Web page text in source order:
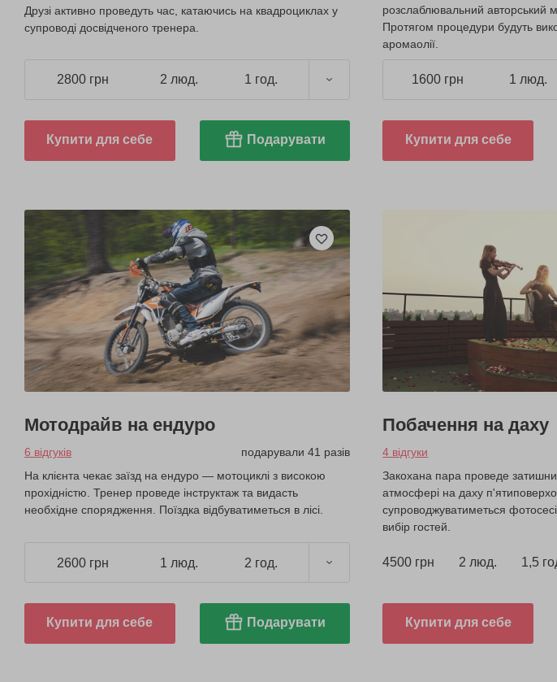
Друзі активно проведуть час, катаючись на квадроциклах у
супроводі досвідченого тренера.
2800 грн 2 люд. 1 год.
Купити для себе Подарувати
розслаблювальний авторський
Протягом процедури будуть
аромаолії.
1600 грн 1 люд.
Купити для себе
Мотодрайв на ендуро
6 відгуків
подарували 41 разів
На клієнта чекає заїзд на ендуро — мотоциклі з високою
прохідністю. Тренер проведе інструктаж та видасть
необхідне спорядження. Поїздка відбуватиметься в лісі.
2600 грн 1 люд. 2 год.
Купити для себе Подарувати
Побачення на даху
4 відгуки
Закохана пара проведе
атмосфері на даху
супроводжуватиметься
вибір гостей.
4500 грн 2 люд. 1,5
Купити для себе